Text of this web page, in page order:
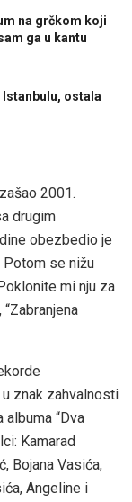
na grčkom koji
ga u kantu
Istanbulu, ostala
2001.
drugim
obezbedio je
se nižu
mi nju za
“Zabranjena
znak zahvalnosti
“Dva
Kamarad
Bojana Vasića,
Angeline i